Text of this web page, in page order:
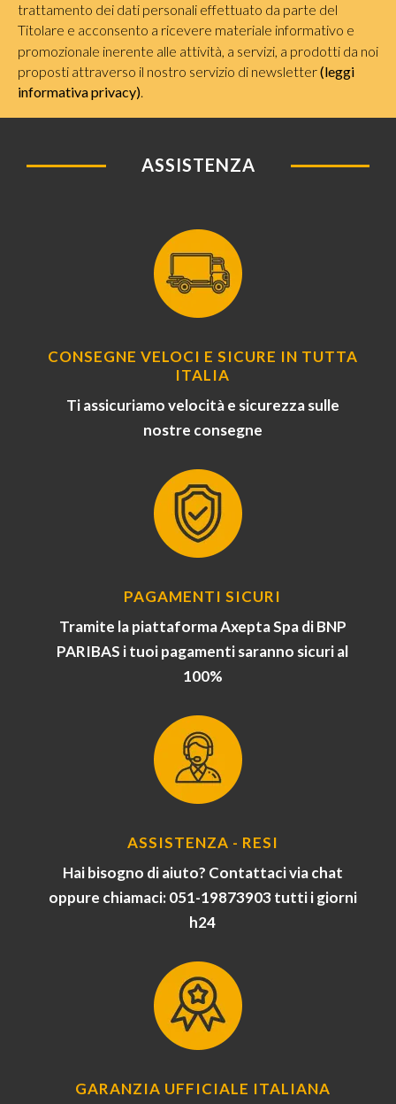
trattamento dei dati personali effettuato da parte del
Titolare e acconsento a ricevere materiale informativo e
promozionale inerente alle attività, a servizi, a prodotti da noi
proposti attraverso il nostro servizio di newsletter(leggi
informativa privacy).
ASSISTENZA
CONSEGNE VELOCI E SICURE IN TUTTA
ITALIA
Ti assicuriamo velocità e sicurezza sulle
nostre consegne
PAGAMENTI SICURI
Tramite la piattaforma Axepta Spa di BNP
PARIBAS i tuoi pagamenti saranno sicuri al
100%
ASSISTENZA - RESI
Hai bisogno di aiuto? Contattaci via chat
oppure chiamaci: 051-19873903 tutti i giorni
h24
GARANZIA UFFICIALE ITALIANA